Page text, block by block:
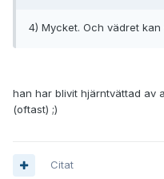
4) Mycket. Och vädret
han har blivit hjärntvättad av
(oftast) ;)
Citat